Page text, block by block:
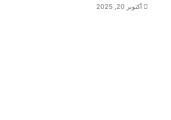
أكتوبر 20, 2025